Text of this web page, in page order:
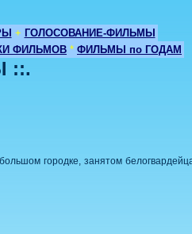
+ ГОЛОСОВАНИЕ-ФИЛЬМЫ
ФИЛЬМОВ * ФИЛЬМЫ по ГОДАМ
::.
городке, занятом